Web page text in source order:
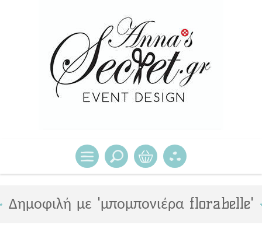
Δημοφιλή με 'μπομπονιέρα florabelle'